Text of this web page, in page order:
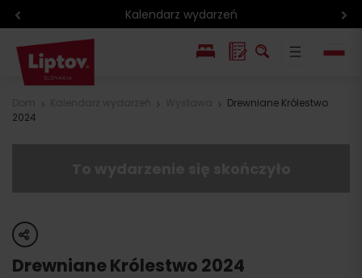
Kalendarz wydarzeń
Drewniane Królestwo
2024
share
Drewniane Królestwo 2024